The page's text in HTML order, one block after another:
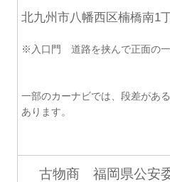
北九州市八幡西区楠橋南1
※入口門 道路を挟んで正面の
一部のカーナビでは、段差があ
あります。
古物商 福岡県公安